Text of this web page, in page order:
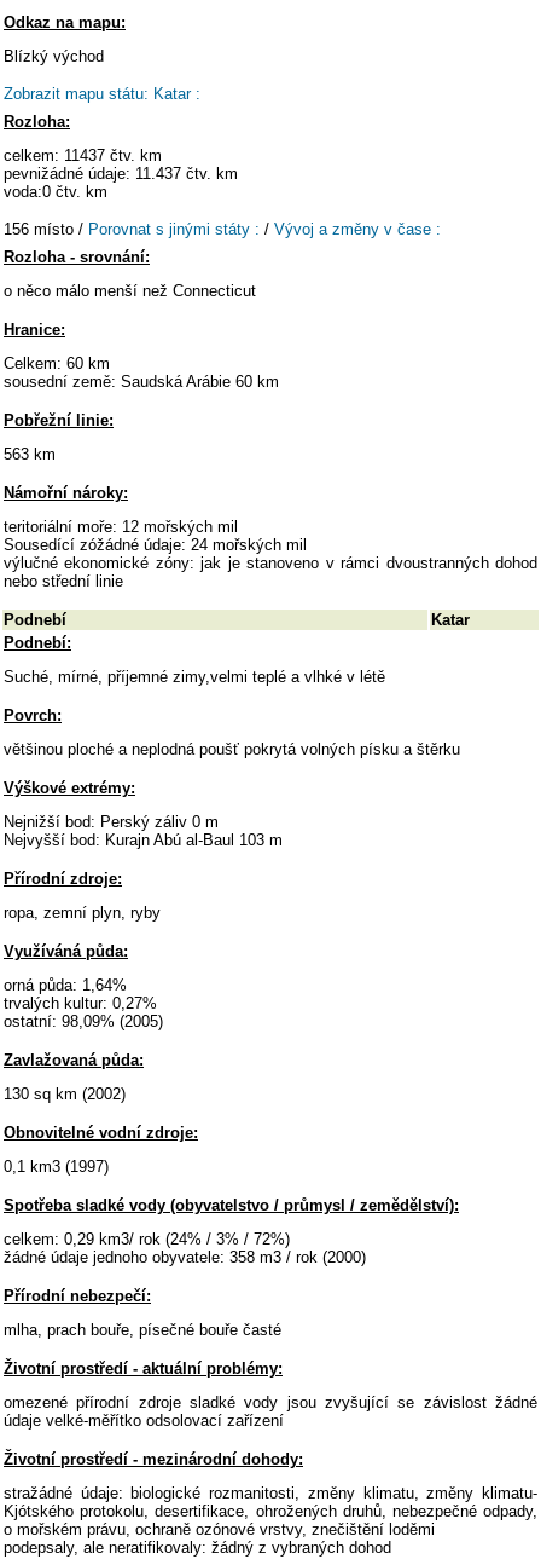
Odkaz na mapu:
Blízký východ
Zobrazit mapu státu: Katar :
Rozloha:
celkem: 11437 čtv. km
pevnižádné údaje: 11.437 čtv. km
voda:0 čtv. km
156 místo / Porovnat s jinými státy : / Vývoj a změny v čase :
Rozloha - srovnání:
o něco málo menší než Connecticut
Hranice:
Celkem: 60 km
sousední země: Saudská Arábie 60 km
Pobřežní linie:
563 km
Námořní nároky:
teritoriální moře: 12 mořských mil
Sousedící zóžádné údaje: 24 mořských mil
výlučné ekonomické zóny: jak je stanoveno v rámci dvoustranných dohod
nebo střední linie
Podnebí
Katar
Podnebí:
Suché, mírné, příjemné zimy,velmi teplé a vlhké v létě
Povrch:
většinou ploché a neplodná poušť pokrytá volných písku a štěrku
Výškové extrémy:
Nejnižší bod: Perský záliv 0 m
Nejvyšší bod: Kurajn Abú al-Baul 103 m
Přírodní zdroje:
ropa, zemní plyn, ryby
Využíváná půda:
orná půda: 1,64%
trvalých kultur: 0,27%
ostatní: 98,09% (2005)
Zavlažovaná půda:
130 sq km (2002)
Obnovitelné vodní zdroje:
0,1 km3 (1997)
Spotřeba sladké vody (obyvatelstvo / průmysl / zemědělství):
celkem: 0,29 km3/ rok (24% / 3% / 72%)
žádné údaje jednoho obyvatele: 358 m3 / rok (2000)
Přírodní nebezpečí:
mlha, prach bouře, písečné bouře časté
Životní prostředí - aktuální problémy:
omezené přírodní zdroje sladké vody jsou zvyšující se závislost žádné
údaje velké-měřítko odsolovací zařízení
Životní prostředí - mezinárodní dohody:
stražádné údaje: biologické rozmanitosti, změny klimatu, změny klimatu-
Kjótského protokolu, desertifikace, ohrožených druhů, nebezpečné odpady,
o mořském právu, ochraně ozónové vrstvy, znečištění loděmi
podepsaly, ale neratifikovaly: žádný z vybraných dohod